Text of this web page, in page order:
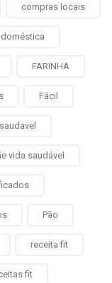
compras locais
FARINHA
Fácil
vida saudável
Pão
receita fit
fit